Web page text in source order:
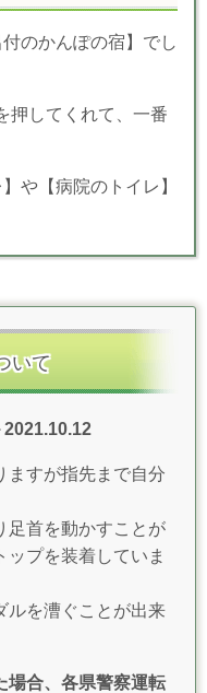
のかんぽの宿】でし
押してくれて、一番
や【病院のトイレ】
いて
ますが指先まで自分
足首を動かすことが
プを装着していま
ルを漕ぐことが出来
場合、各県警察運転